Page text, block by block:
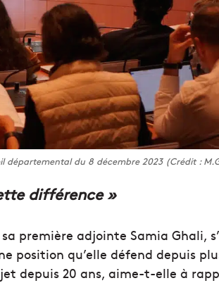
départemental du 8 décembre 2023 (Crédit :
différence »
première adjointe Samia Ghali,
position qu’elle défend depuis
depuis 20 ans, aime-t-elle à